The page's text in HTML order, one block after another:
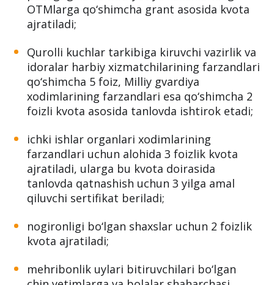
OTMlarga qo‘shimcha grant asosida kvota
ajratiladi;
Qurolli kuchlar tarkibiga kiruvchi vazirlik va
idoralar harbiy xizmatchilarining farzandlari
qo‘shimcha 5 foiz, Milliy gvardiya
xodimlarining farzandlari esa qo‘shimcha 2
foizli kvota asosida tanlovda ishtirok etadi;
ichki ishlar organlari xodimlarining
farzandlari uchun alohida 3 foizlik kvota
ajratiladi, ularga bu kvota doirasida
tanlovda qatnashish uchun 3 yilga amal
qiluvchi sertifikat beriladi;
nogironligi bo‘lgan shaxslar uchun 2 foizlik
kvota ajratiladi;
mehribonlik uylari bitiruvchilari bo‘lgan